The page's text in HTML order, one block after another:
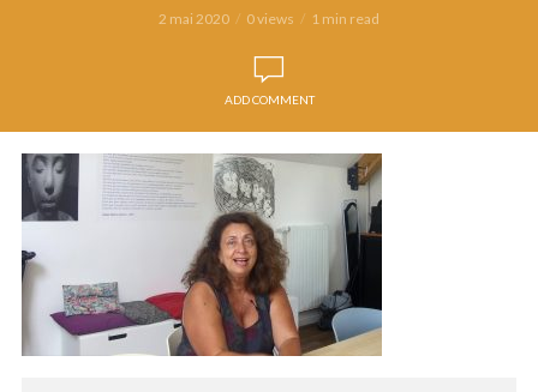
2 mai 2020 0 views 1 min read
ADD COMMENT